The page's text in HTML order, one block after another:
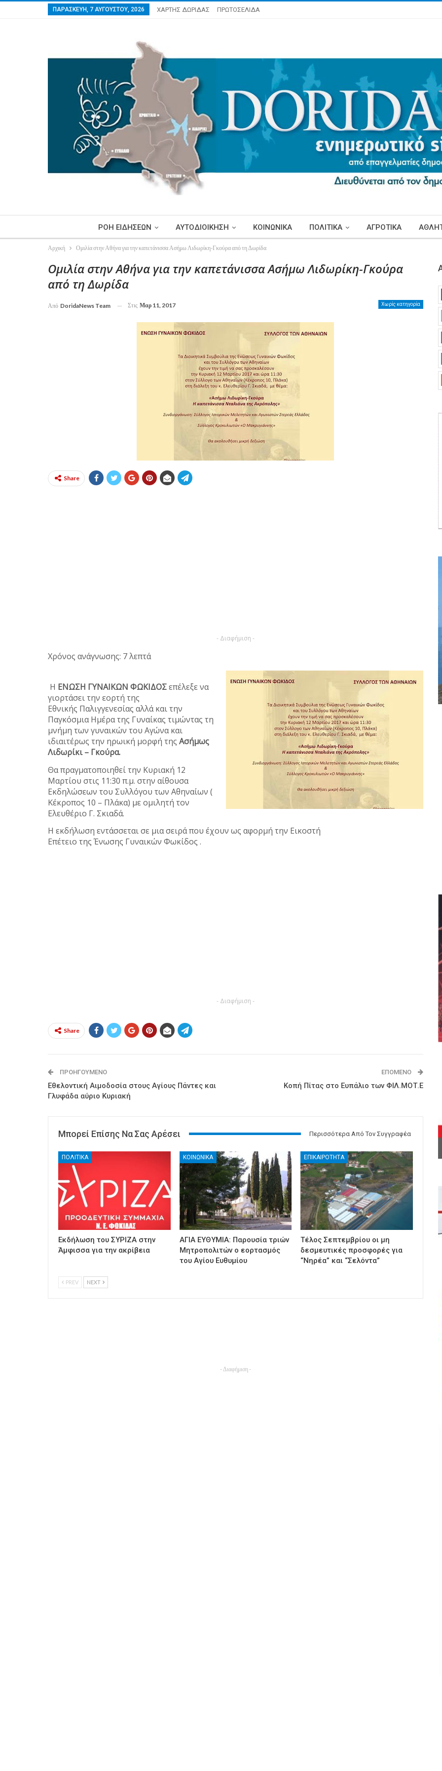
ΠΑΡΑΣΚΕΥΉ, 7 ΑΥΓΟΎΣΤΟΥ, 2026 ΧΑΡΤΗΣ ΔΩΡΙΔΑΣ ΠΡΩΤΟΣΕΛΙΔΑ
ΡΟΗ ΕΙΔΗΣΕΩΝ ΑΥΤΟΔΙΟΙΚΗΣΗ ΚΟΙΝΩΝΙΚΑ ΠΟΛΙΤΙΚΑ ΑΓΡΟΤΙΚΑ
Αρχική Ομιλία στην Αθήνα για την καπετάνισσα Ασήμω Λιδωρίκη-Γκούρα από τη Δωρίδα
Ομιλία στην Αθήνα για την καπετάνισσα Ασήμω Λιδωρίκη-Γκούρα
από τη Δωρίδα
Χωρίς κατηγορία
Από DoridaNews Team Στις Μαρ 11, 2017
Share
- Διαφήμιση -
Χρόνος ανάγνωσης: 7 λεπτά
Η ΕΝΩΣΗ ΓΥΝΑΙKΩΝ ΦΩΚIΔΟΣεπέλεξε να
γιορτάσει την εορτή της
Εθνικής Παλιγγενεσίας αλλά και την
Παγκόσμια Ημέρα της Γυναίκας τιμώντας τη
μνήμη των γυναικών του Αγώνα και
ιδιαιτέρως την ηρωική μορφή της Ασήμως
Λιδωρίκι – Γκούρα.
Θα πραγματοποιηθεί την Κυριακή 12
Μαρτίου στις 11:30 π.μ. στην αίθουσα
Εκδηλώσεων του Συλλόγου των Αθηναίων (
Κέκροπος 10 – Πλάκα) με ομιλητή τον
Ελευθέριο Γ. Σκιαδά.
Η εκδήλωση εντάσσεται σε μια σειρά που έχουν ως αφορμή την Εικοστή
Επέτειο της Ένωσης Γυναικών Φωκίδος .
- Διαφήμιση -
Share
ΠΡΟΗΓΟΎΜΕΝΟ
Εθελοντική Αιμοδοσία στους Αγίους Πάντες και
Γλυφάδα αύριο Κυριακή
ΕΠΌΜΕΝΟ
Κοπή Πίτας στο Ευπάλιο των ΦΙΛ.ΜΟΤ.Ε
Μπορεί Επίσης Να Σας Αρέσει Περισσότερα Από Τον Συγγραφέα
ΠΟΛΙΤΙΚΑ
Εκδήλωση του ΣΥΡΙΖΑ στην
Άμφισσα για την ακρίβεια
ΚΟΙΝΩΝΙΚΑ
ΑΓΙΑ ΕΥΘΥΜΙΑ: Παρουσία τριών
Μητροπολιτών ο εορτασμός
του Αγίου Ευθυμίου
ΕΠΙΚΑΙΡΟΤΗΤΑ
Τέλος Σεπτεμβρίου οι μη
δεσμευτικές προσφορές για
“Νηρέα” και “Σελόντα”
PREV NEXT
- Διαφήμιση -